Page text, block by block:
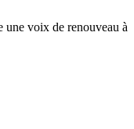
voix de renouveau à